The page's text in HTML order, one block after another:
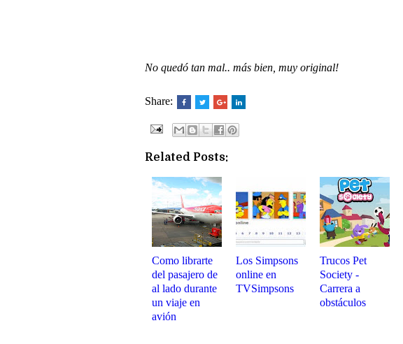
No quedó tan mal.. más bien, muy original!
Share:
Related Posts:
Como librarte
del pasajero de
al lado durante
un viaje en
avión
Los Simpsons
online en
TVSimpsons
Trucos Pet
Society -
Carrera a
obstáculos